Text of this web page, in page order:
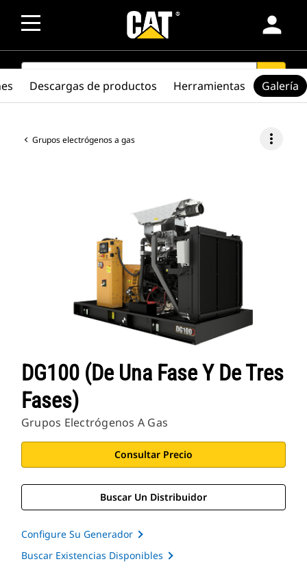
person
SEARCH search
Grupos electrógenos a gas more_vert
DG100 (de Una Fase Y De Tres
Fases)
Grupos Electrógenos A Gas
Consultar Precio
Buscar Un Distribuidor
Configure Su Generador
Buscar Existencias Disponibles
Descargas de productos Herramientas Galería